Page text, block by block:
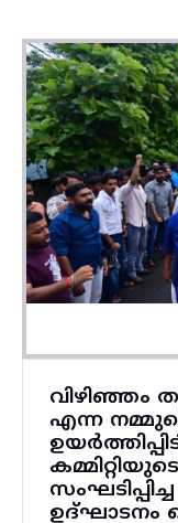
വിഴിഞ്ഞം
എന്ന